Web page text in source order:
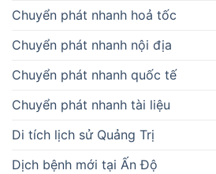
Chuyển phát nhanh hoả tốc
Chuyển phát nhanh nội địa
Chuyển phát nhanh quốc tế
Chuyển phát nhanh tài liệu
Di tích lịch sử Quảng Trị
Dịch bệnh mới tại Ấn Độ